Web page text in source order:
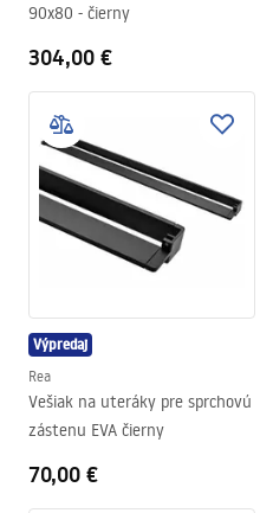
90x80 - čierny
304,00 €
Výpredaj
Rea
Vešiak na uteráky pre sprchovú
zástenu EVA čierny
70,00 €